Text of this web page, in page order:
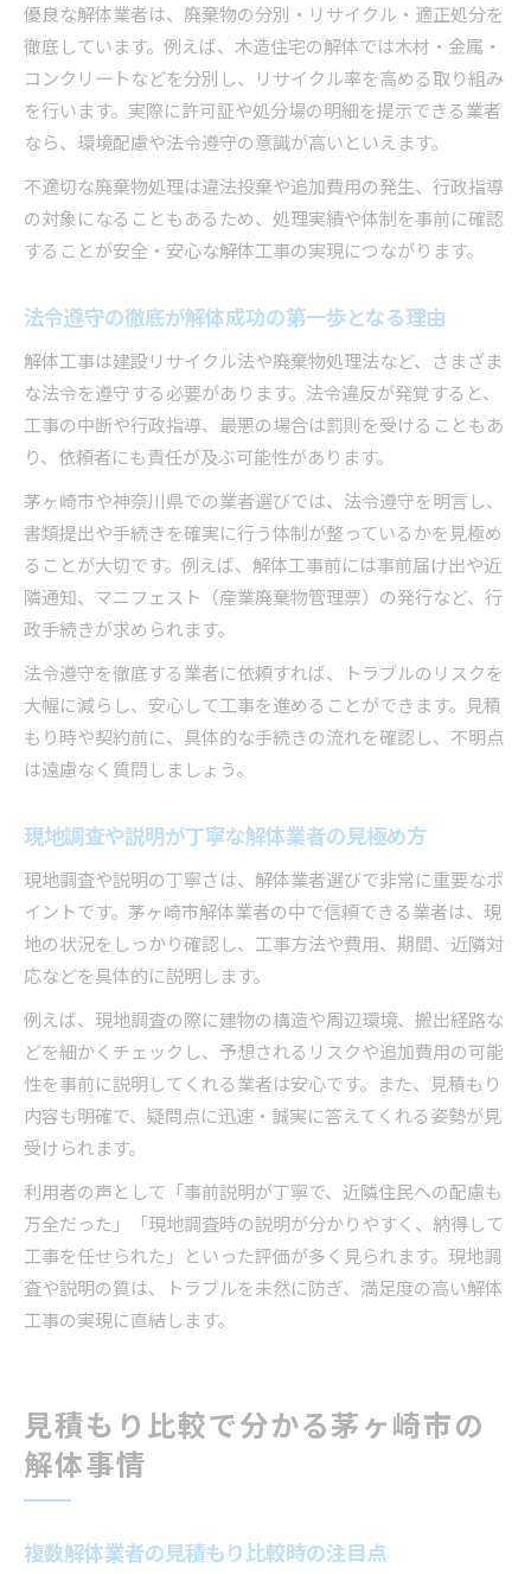
優良な解体業者は、廃棄物の分別・リサイクル・適正処分を
徹底しています。例えば、木造住宅の解体では木材・金属・
コンクリートなどを分別し、リサイクル率を高める取り組み
を行います。実際に許可証や処分場の明細を提示できる業者
なら、環境配慮や法令遵守の意識が高いといえます。
不適切な廃棄物処理は違法投棄や追加費用の発生、行政指導
の対象になることもあるため、処理実績や体制を事前に確認
することが安全・安心な解体工事の実現につながります。
法令遵守の徹底が解体成功の第一歩となる理由
解体工事は建設リサイクル法や廃棄物処理法など、さまざま
な法令を遵守する必要があります。法令違反が発覚すると、
工事の中断や行政指導、最悪の場合は罰則を受けることもあ
り、依頼者にも責任が及ぶ可能性があります。
茅ヶ崎市や神奈川県での業者選びでは、法令遵守を明言し、
書類提出や手続きを確実に行う体制が整っているかを見極め
ることが大切です。例えば、解体工事前には事前届け出や近
隣通知、マニフェスト（産業廃棄物管理票）の発行など、行
政手続きが求められます。
法令遵守を徹底する業者に依頼すれば、トラブルのリスクを
大幅に減らし、安心して工事を進めることができます。見積
もり時や契約前に、具体的な手続きの流れを確認し、不明点
は遠慮なく質問しましょう。
現地調査や説明が丁寧な解体業者の見極め方
現地調査や説明の丁寧さは、解体業者選びで非常に重要なポ
イントです。茅ヶ崎市解体業者の中で信頼できる業者は、現
地の状況をしっかり確認し、工事方法や費用、期間、近隣対
応などを具体的に説明します。
例えば、現地調査の際に建物の構造や周辺環境、搬出経路な
どを細かくチェックし、予想されるリスクや追加費用の可能
性を事前に説明してくれる業者は安心です。また、見積もり
内容も明確で、疑問点に迅速・誠実に答えてくれる姿勢が見
受けられます。
利用者の声として「事前説明が丁寧で、近隣住民への配慮も
万全だった」「現地調査時の説明が分かりやすく、納得して
工事を任せられた」といった評価が多く見られます。現地調
査や説明の質は、トラブルを未然に防ぎ、満足度の高い解体
工事の実現に直結します。
見積もり比較で分かる茅ヶ崎市の
解体事情
複数解体業者の見積もり比較時の注目点